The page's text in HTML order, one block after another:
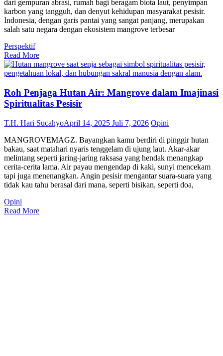
dari gempuran abrasi, rumah bagi beragam biota laut, penyimpan
karbon yang tangguh, dan denyut kehidupan masyarakat pesisir.
Indonesia, dengan garis pantai yang sangat panjang, merupakan
salah satu negara dengan ekosistem mangrove terbesar
Perspektif
Read More
Roh Penjaga Hutan Air: Mangrove dalam Imajinasi
Spiritualitas Pesisir
T.H. Hari SucahyoApril 14, 2025 Juli 7, 2026 Opini
MANGROVEMAGZ. Bayangkan kamu berdiri di pinggir hutan
bakau, saat matahari nyaris tenggelam di ujung laut. Akar-akar
melintang seperti jaring-jaring raksasa yang hendak menangkap
cerita-cerita lama. Air payau mengendap di kaki, sunyi mencekam
tapi juga menenangkan. Angin pesisir mengantar suara-suara yang
tidak kau tahu berasal dari mana, seperti bisikan, seperti doa,
Opini
Read More